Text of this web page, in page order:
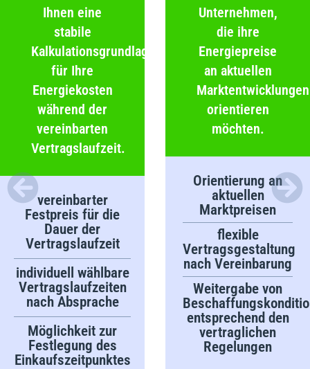
Ihnen eine
stabile
Kalkulationsgrundlage
für Ihre
Energiekosten
während der
vereinbarten
Vertragslaufzeit.
vereinbarter
Festpreis für die
Dauer der
Vertragslaufzeit
individuell wählbare
Vertragslaufzeiten
nach Absprache
Möglichkeit zur
Festlegung des
Einkaufszeitpunktes
Unternehmen,
die ihre
Energiepreise
an aktuellen
Marktentwicklungen
orientieren
möchten.
Orientierung an
aktuellen
Marktpreisen
flexible
Vertragsgestaltung
nach Vereinbarung
Weitergabe von
entsprechend den
vertraglichen
Regelungen